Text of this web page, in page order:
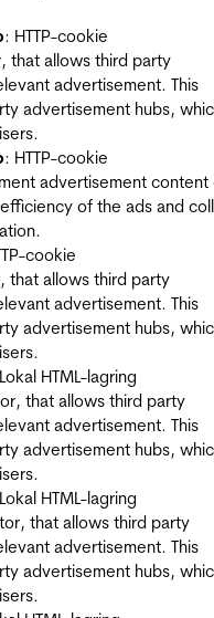
: HTTP-cookie
that allows third party
advertisement. This
advertisement hubs,
: HTTP-cookie
advertisement content
of the ads and
cookie
that allows third party
advertisement. This
advertisement hubs,
HTML-lagring
that allows third party
advertisement. This
advertisement hubs,
HTML-lagring
that allows third party
advertisement. This
advertisement hubs,